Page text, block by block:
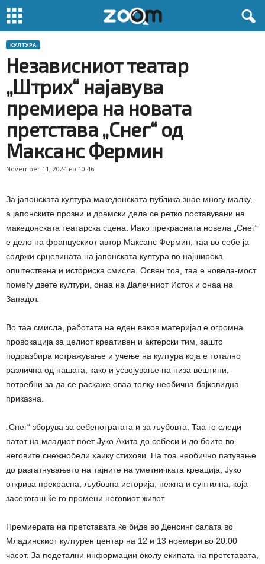
КУЛТУРА
Независниот театар
„Штрих“ најавува
премиера на новата
претстава „Снег“ од
Максанс Фермин
November 11, 2024 во 10:46
За јапонската култура македонската публика знае многу малку,
а јапонските прозни и драмски дела се ретко поставувани на
македонската театарска сцена. Иако прекрасната новела „Снег“
е дело на францускиот автор Максанс Фермин, таа во себе ја
содржи срцевината на јапонската култура во најширока
општествена и историска смисла. Освен тоа, таа е новела-мост
помеѓу двете култури, онаа на Далечниот Исток и онаа на
Западот.
Во таа смисла, работата на еден ваков материјал е огромна
провокација за целиот креативен и актерски тим, зашто
подразбира истражување и учење на култура која е тотално
различна од нашата, како и усвојување на низа вештини,
потребни за да се раскаже оваа толку необична бајковидна
приказна.
„Снег“ зборува за себепотрагата и за љубовта. Таа го следи
патот на младиот поет Јуко Акита до себеси и до боите во
неговите снежнобели хаику стихови. На тоа необично патување
до разгатнувањето на тајните на уметничката креација, Јуко
открива прекрасна, љубовна историја, нежна и суптилна, која
засекогаш ќе го промени неговиот живот.
Премиерата на претставата ќе биде во Денсинг салата во
Младинскиот културен центар на 12 и 13 ноември во 20:00
часот. За подетални информации околу екипата на претставата,